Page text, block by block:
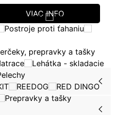
vesty
Batohy pre
Postroje proti ťahaniu
prepravky a tašky
Lehátka - skladacie
REEDOG
RED DINGO
Prepravky a tašky
VIAC INFO